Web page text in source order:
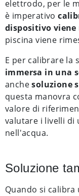
elettrodo, per le
è imperativo
dispositivo viene
piscina viene
E per calibrare la
immersa in una
anchesoluzione
questa manovra
valore di
valutare i livelli
nell'acqua.
Soluzione
Quando si calibra